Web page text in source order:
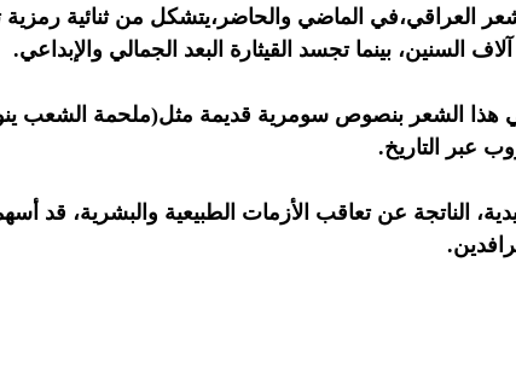
العراقي،في الماضي والحاضر،يتشكل من ثنائية رمزية
السنين، بينما تجسد القيثارة البعد الجمالي والإبداعي.
هذا الشعر بنصوص سومرية قديمة مثل(ملحمة الشعب
عبر التاريخ.
الناتجة عن تعاقب الأزمات الطبيعية والبشرية، قد